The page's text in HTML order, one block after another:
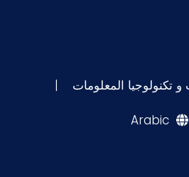
و تكنولوجيا المعلومات |
Arabic